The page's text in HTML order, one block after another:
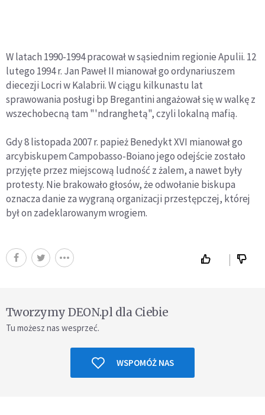
W latach 1990-1994 pracował w sąsiednim regionie Apulii. 12
lutego 1994 r. Jan Paweł II mianował go ordynariuszem
diecezji Locri w Kalabrii. W ciągu kilkunastu lat
sprawowania posługi bp Bregantini angażował się w walkę z
wszechobecną tam "'ndranghetą", czyli lokalną mafią.
Gdy 8 listopada 2007 r. papież Benedykt XVI mianował go
arcybiskupem Campobasso-Boiano jego odejście zostało
przyjęte przez miejscową ludność z żalem, a nawet były
protesty. Nie brakowało głosów, że odwołanie biskupa
oznacza danie za wygraną organizacji przestępczej, której
był on zadeklarowanym wrogiem.
Tworzymy DEON.pl dla Ciebie
Tu możesz nas wesprzeć.
WSPOMÓŻ NAS